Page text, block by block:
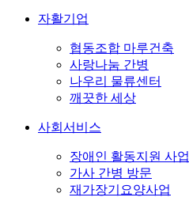
자활기업
협동조합 마루건축
사랑나눔 간병
나우리 물류센터
깨끗한 세상
사회서비스
장애인 활동지원 사업
가사 간병 방문
재가장기요양사업